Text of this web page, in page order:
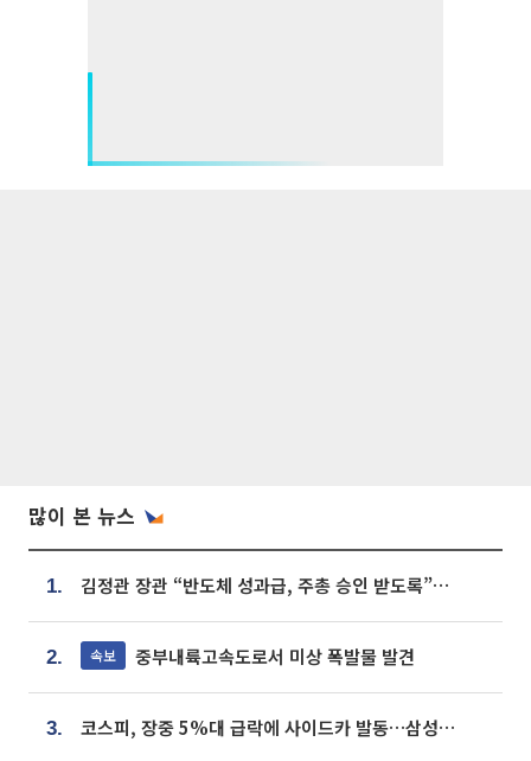
많이 본 뉴스
1. 김정관 장관 “반도체 성과급, 주총 승인 받도록”…상법·자본시장법 개정 시사
2. 속보 중부내륙고속도로서 미상 폭발물 발견
3. 코스피, 장중 5%대 급락에 사이드카 발동…삼성·SK 동반 폭락